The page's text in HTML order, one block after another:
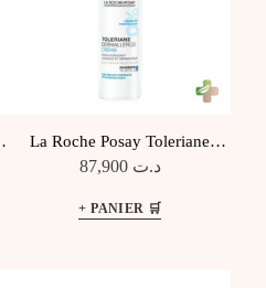
La Roche Posay Toleriane
Dermallergo Crème 40Ml
د.ت 87,900